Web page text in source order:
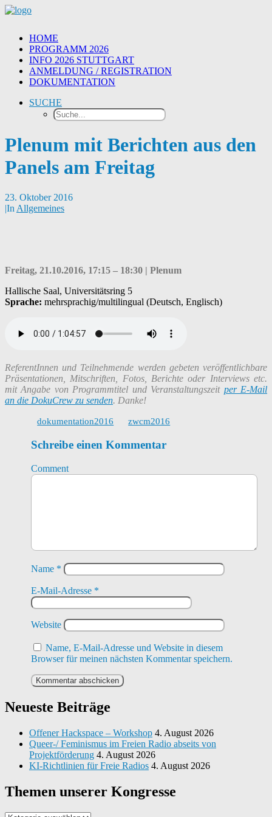
HOME
PROGRAMM 2026
INFO 2026 STUTTGART
ANMELDUNG / REGISTRATION
DOKUMENTATION
SUCHE
Plenum mit Berichten aus den
Panels am Freitag
23. Oktober 2016
|In Allgemeines
Freitag, 21.10.2016, 17:15 – 18:30 | Plenum
Hallische Saal, Universitätsring 5
Sprache: mehrsprachig/multilingual (Deutsch, Englisch)
ReferentInnen und Teilnehmende werden gebeten veröffentlichbare
Präsentationen, Mitschriften, Fotos, Berichte oder Interviews etc.
mit Angabe von Programmtitel und Veranstaltungszeit per E-Mail
an die DokuCrew zu senden. Danke!
dokumentation2016 zwcm2016
Schreibe einen Kommentar
Comment
Name *
E-Mail-Adresse *
Website
Name, E-Mail-Adresse und Website in diesem
Browser für meinen nächsten Kommentar speichern.
Neueste Beiträge
Offener Hackspace – Workshop 4. August 2026
Queer-/ Feminismus im Freien Radio abseits von
Projektförderung 4. August 2026
KI-Richtlinien für Freie Radios 4. August 2026
Themen unserer Kongresse